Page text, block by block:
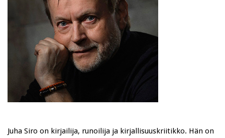
Juha Siro on kirjailija, runoilija ja kirjallisuuskriitikko. Hän on